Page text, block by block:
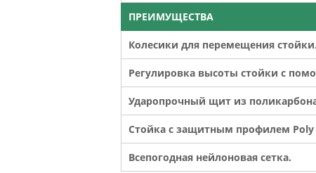
ПРЕИМУЩЕСТВА
Колесики для перемещения стойки.
Регулировка высоты стойки с
Ударопрочный щит из
Стойка с защитным профилем Poly
Всепогодная нейлоновая сетка.